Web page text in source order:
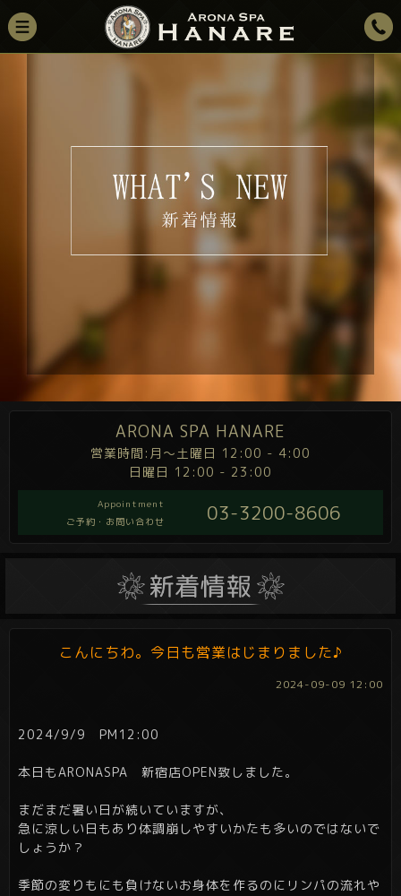
ARONA SPA HANARE
営業時間:月～土曜日 12:00 - 4:00
日曜日 12:00 - 23:00
Appointment
ご予約・お問い合わせ
03-3200-8606
こんにちわ。今日も営業はじまりました♪
2024-09-09 12:00
2024/9/9 PM12:00
本日もARONASPA 新宿店OPEN致しました。
まだまだ暑い日が続いていますが、
急に涼しい日もあり体調崩しやすいかたも多いのではないで
しょうか？
季節の変りもにも負けないお身体を作るのにリンパの流れや